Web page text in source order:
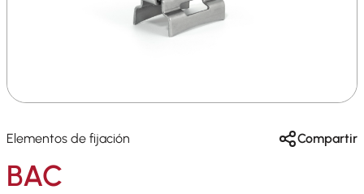
Elementos de fijación Compartir
BAC